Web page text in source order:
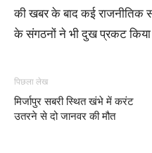
की खबर के बाद कई राजनीतिक
के संगठनों ने भी दुख प्रकट किया
पिछला लेख
मिर्जापुर सबरी स्थित खंभे में करंट
उतरने से दो जानवर की मौत